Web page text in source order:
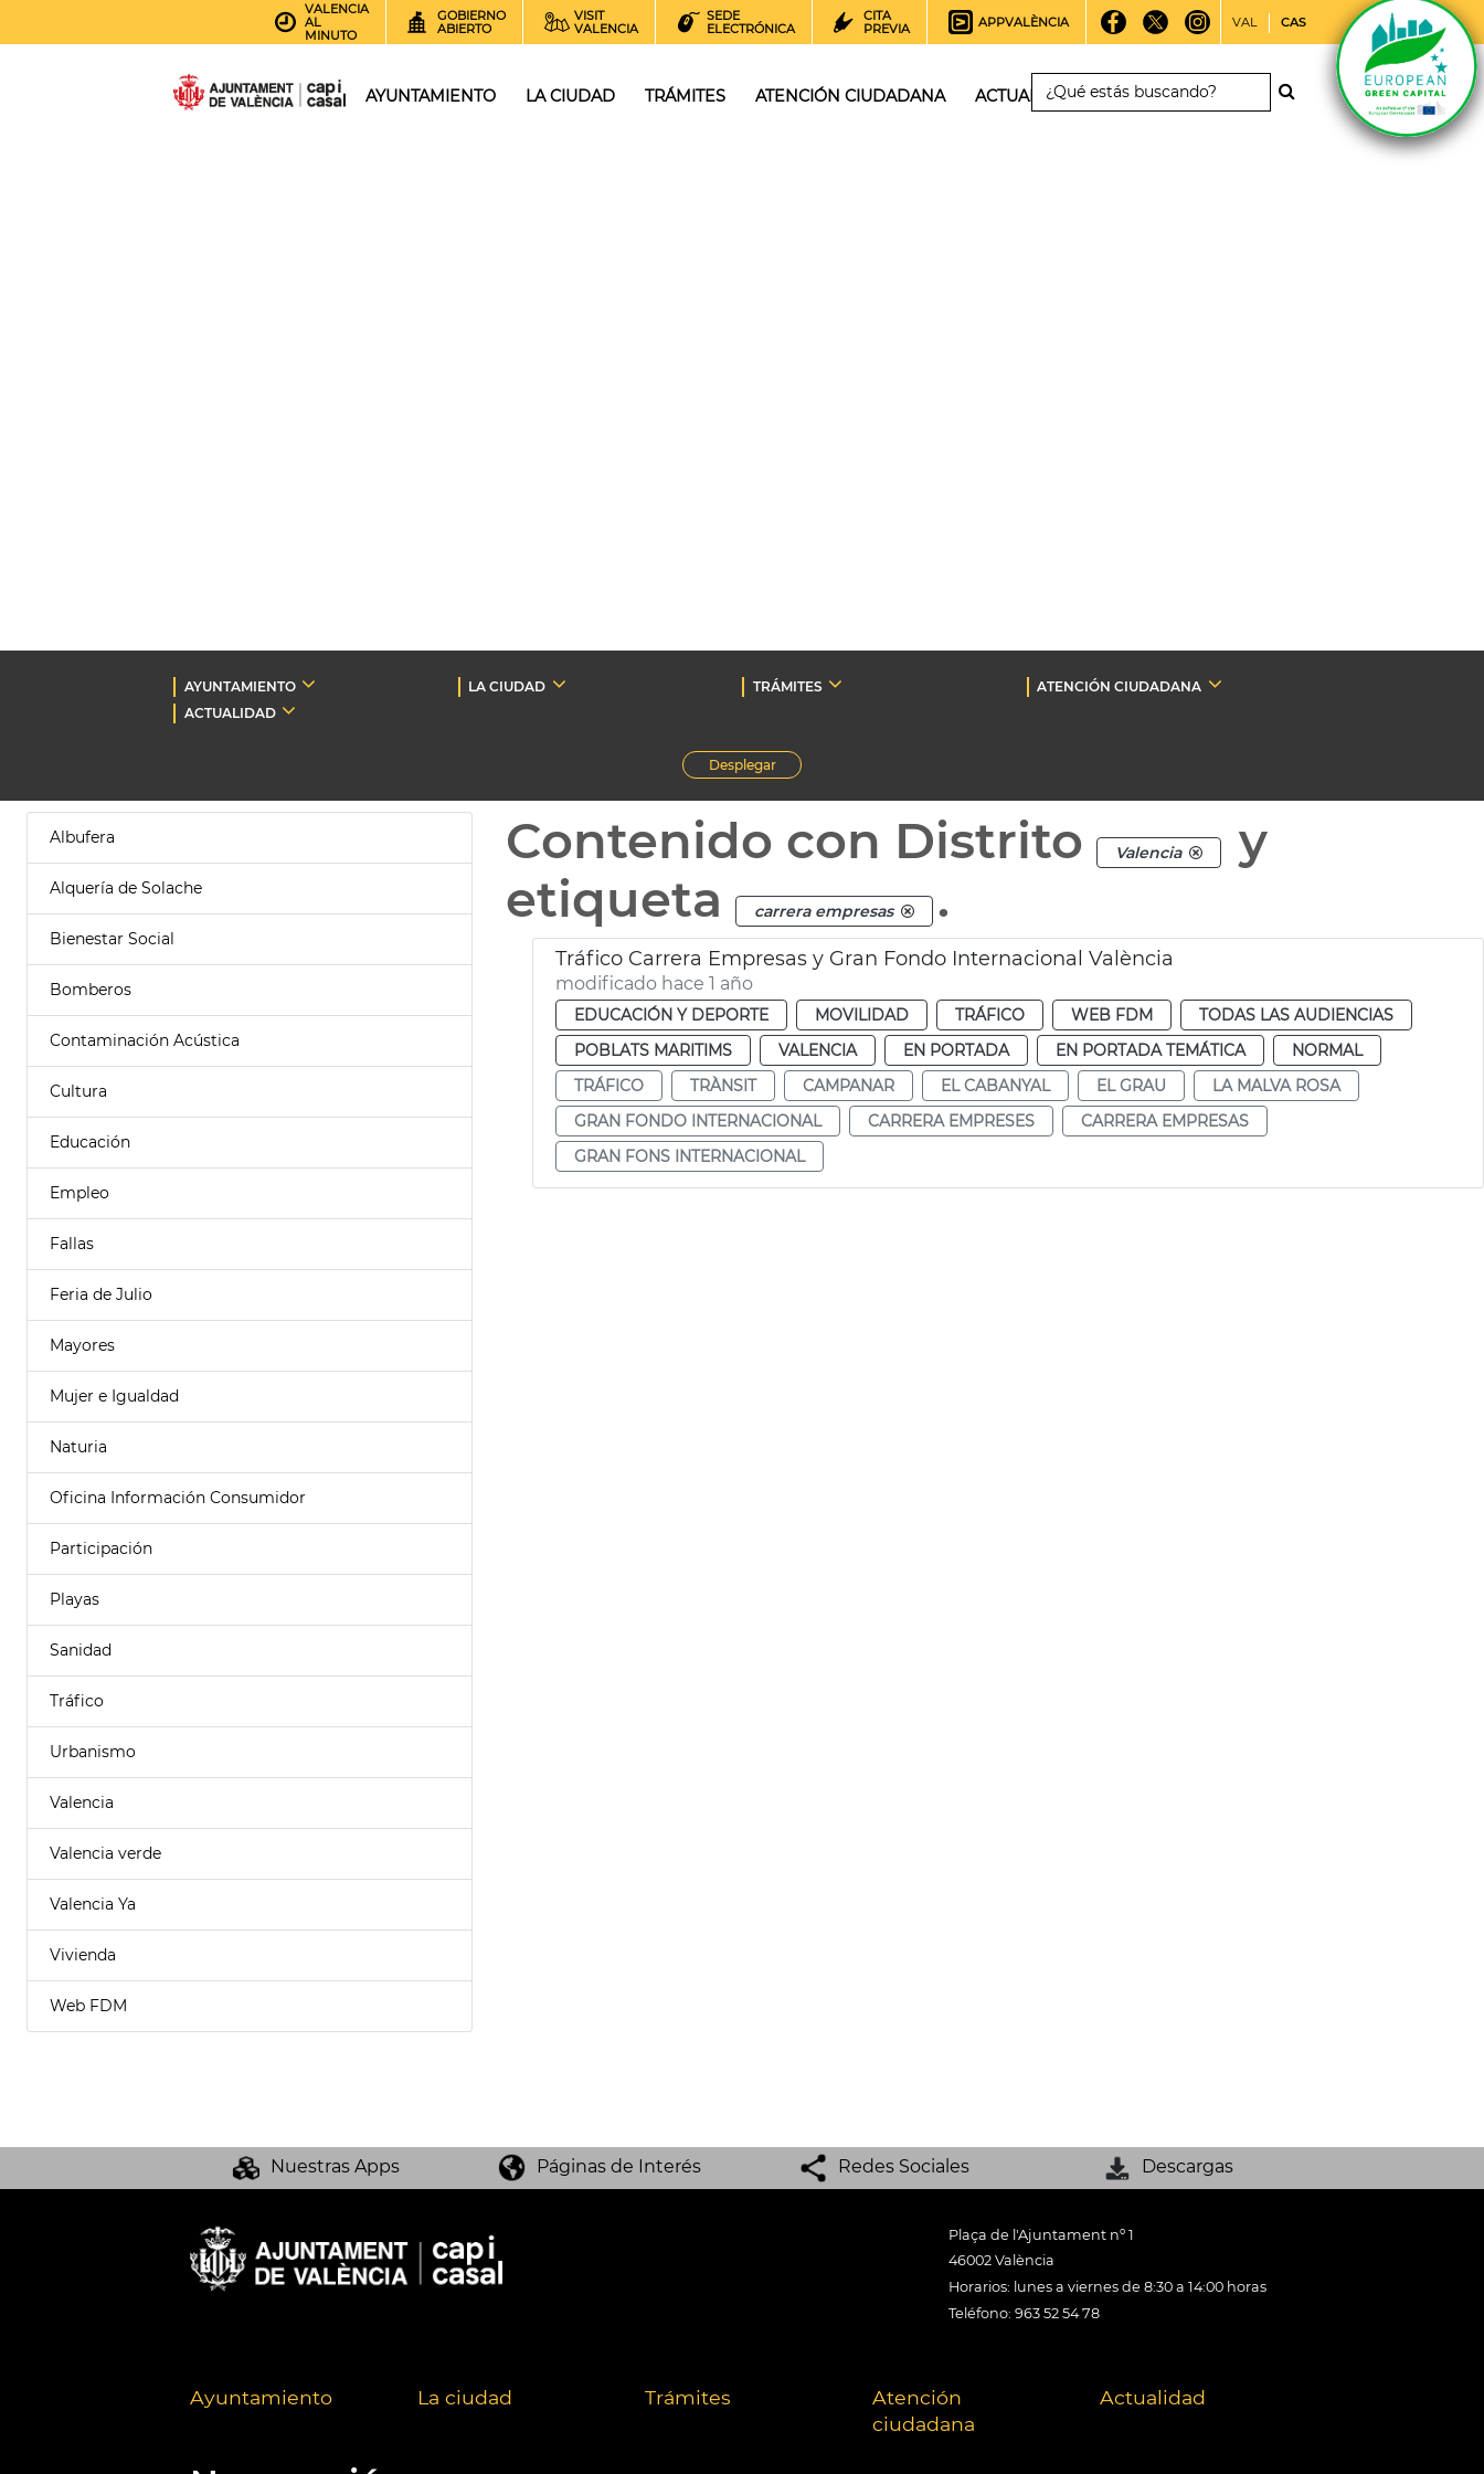
VALENCIA
AL
MINUTO
GOBIERNO
ABIERTO
VISIT
VALENCIA
SEDE
ELECTRÓNICA
CITA
PREVIA
APPVALÈNCIA VAL CAS
AYUNTAMIENTO LA CIUDAD TRÁMITES ATENCIÓN CIUDADANA ACTUALIDAD
AYUNTAMIENTO LA CIUDAD TRÁMITES
ATENCIÓN CIUDADANA
ACTUALIDAD
Desplegar
Albufera
Alquería de Solache
Bienestar Social
Bomberos
Contaminación Acústica
Cultura
Educación
Empleo
Fallas
Feria de Julio
Mayores
Mujer e Igualdad
Naturia
Oficina Información Consumidor
Participación
Playas
Sanidad
Tráfico
Urbanismo
Valencia
Valencia verde
Valencia Ya
Vivienda
Web FDM
Contenido con Distrito Valencia
y
etiqueta
carrera empresas .
Tráfico Carrera Empresas y Gran Fondo Internacional València
modificado hace 1 año
EDUCACIÓN Y DEPORTE MOVILIDAD TRÁFICO WEB FDM
TODAS LAS AUDIENCIAS
POBLATS MARITIMS
VALENCIA EN PORTADA EN PORTADA TEMÁTICA
NORMAL
TRÁFICO
TRÀNSIT CAMPANAR EL CABANYAL EL GRAU
LA MALVA ROSA
GRAN FONDO INTERNACIONAL
CARRERA EMPRESES
CARRERA EMPRESAS
GRAN FONS INTERNACIONAL
Nuestras Apps Páginas de Interés Redes Sociales Descargas
Plaça de l'Ajuntament nº 1
46002 València
Horarios: lunes a viernes de 8:30 a 14:00 horas
Teléfono: 963 52 54 78
Ayuntamiento La ciudad Trámites
Atención
ciudadana
Actualidad